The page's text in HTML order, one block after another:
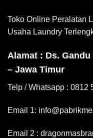
Toko Online Peralatan
Usaha Laundry
Alamat : Ds.
– Jawa Timur
Telp / Whatsapp : 0812
Email 1:
Email 2 :